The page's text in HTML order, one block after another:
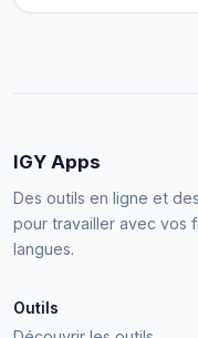
IGY Apps
Des outils en ligne et
pour travailler avec vos
langues.
Outils